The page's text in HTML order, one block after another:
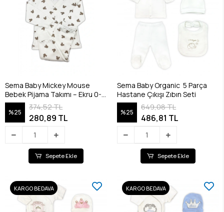
Sema Baby Mickey Mouse
Bebek Pijama Takımı – Ekru 0-3
Ay
%25
374,52 TL
280,89 TL
Sepete Ekle
Sema Baby Organic 5 Parça
Hastane Çıkışı Zıbın Seti
%25
649,08 TL
486,81 TL
Sepete Ekle
KARGO BEDAVA KARGO BEDAVA